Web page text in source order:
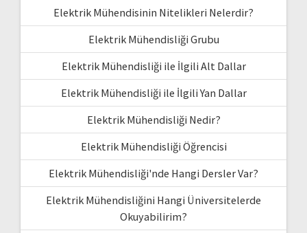
Elektrik Mühendisinin Nitelikleri Nelerdir?
Elektrik Mühendisliği Grubu
Elektrik Mühendisliği ile İlgili Alt Dallar
Elektrik Mühendisliği ile İlgili Yan Dallar
Elektrik Mühendisliği Nedir?
Elektrik Mühendisliği Öğrencisi
Elektrik Mühendisliği'nde Hangi Dersler Var?
Elektrik Mühendisliğini Hangi Üniversitelerde
Okuyabilirim?